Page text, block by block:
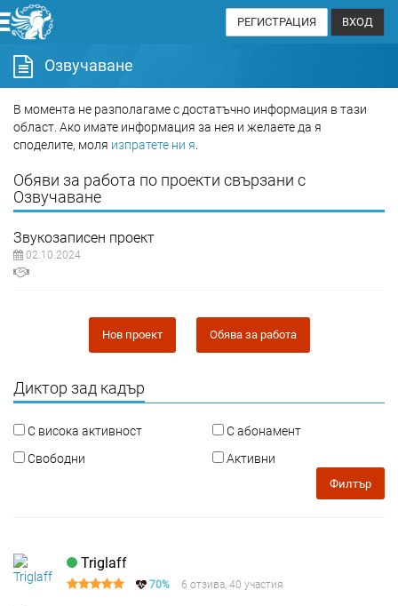
РЕГИСТРАЦИЯ ВХОД
Озвучаване
В момента не разполагаме с достатъчно информация в тази
област. Ако имате информация за нея и желаете да я
споделите, моля изпратете ни я
Обяви за работа по проекти свързани с
Озвучаване
Звукозаписен проект
02.10.2024
Нов проект Обява за работа
Диктор зад кадър
С висока активност
С абонамент
Свободни
Активни
Филтър
Triglaff
70% 6 отзива, 40 участия